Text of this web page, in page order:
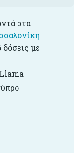
στα
με